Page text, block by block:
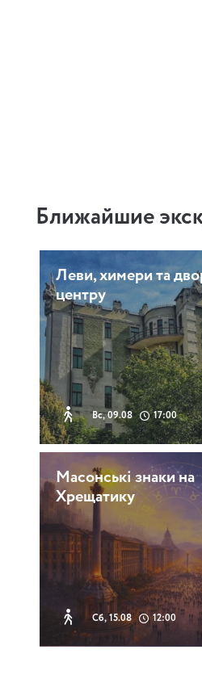
Ближайшие
Леви, химери та
центру
Вс, 09.08 17:00
Масонські знаки на
Хрещатику
Сб, 15.08 12:00